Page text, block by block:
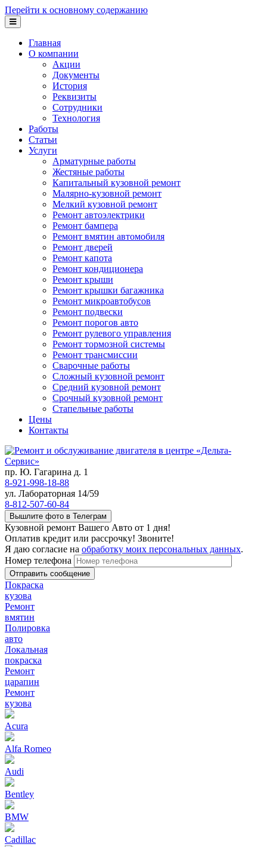
Перейти к основному содержанию
Главная
О компании
Акции
Документы
История
Реквизиты
Сотрудники
Технология
Работы
Статьи
Услуги
Арматурные работы
Жестяные работы
Капитальный кузовной ремонт
Малярно-кузовной ремонт
Мелкий кузовной ремонт
Ремонт автоэлектрики
Ремонт бампера
Ремонт вмятин автомобиля
Ремонт дверей
Ремонт капота
Ремонт кондиционера
Ремонт крыши
Ремонт крышки багажника
Ремонт микроавтобусов
Ремонт подвески
Ремонт порогов авто
Ремонт рулевого управления
Ремонт тормозной системы
Ремонт трансмиссии
Сварочные работы
Сложный кузовной ремонт
Средний кузовной ремонт
Срочный кузовной ремонт
Стапельные работы
Цены
Контакты
пр. Ю. Гагарина д. 1
8-921-998-18-88
ул. Лабораторная 14/59
8-812-507-60-84
Вышлите фото в Телеграм
Кузовной ремонт Вашего Авто от 1 дня!
Оплатив кредит или рассрочку! Звоните!
Я даю согласие на обработку моих персональных данных.
Номер телефона
Покраска
кузова
Ремонт
вмятин
Полировка
авто
Локальная
покраска
Ремонт
царапин
Ремонт
кузова
Acura
Alfa Romeo
Audi
Bentley
BMW
Cadillac